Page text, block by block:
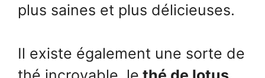
plus saines et plus délicieuses.
Il existe également une sorte de